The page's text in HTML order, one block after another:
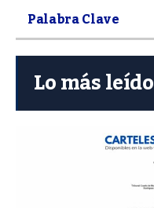
Lo más leído